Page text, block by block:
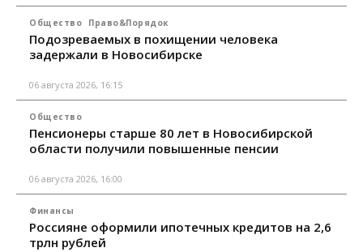
Общество Право&Порядок
Подозреваемых в похищении человека
задержали в Новосибирске
06 августа 2026, 16:15
Общество
Пенсионеры старше 80 лет в Новосибирской
области получили повышенные пенсии
06 августа 2026, 16:00
Финансы
Россияне оформили ипотечных кредитов на 2,6
трлн рублей